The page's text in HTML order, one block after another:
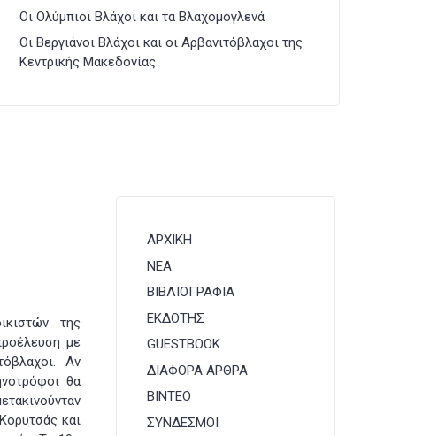
Οι Ολύμπιοι Βλάχοι και τα Βλαχομογλενά
Οι Βεργιάνοι Βλάχοι και οι Αρβανιτόβλαχοι της
Κεντρικής Μακεδονίας
της
με
Αν
θα
και
ΑΡΧΙΚΗ
ΝΕΑ
ΒΙΒΛΙΟΓΡΑΦΙΑ
ΕΚΔΟΤΗΣ
GUESTBOOK
ΔΙΑΦΟΡΑ ΑΡΘΡΑ
ΒΙΝΤΕΟ
ΣΥΝΔΕΣΜΟΙ